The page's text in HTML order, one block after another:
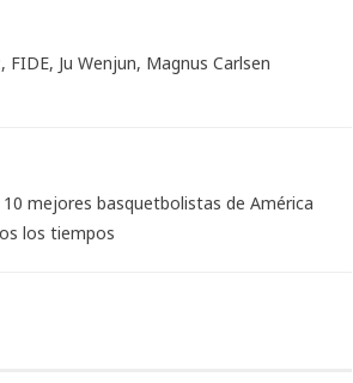
, FIDE, Ju Wenjun, Magnus Carlsen
mejores basquetbolistas de América
los tiempos